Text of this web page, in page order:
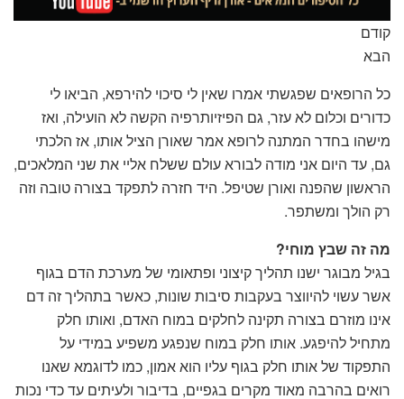
קודם
הבא
כל הרופאים שפגשתי אמרו שאין לי סיכוי להירפא, הביאו לי
כדורים וכלום לא עזר, גם הפיזיותרפיה הקשה לא הועילה, ואז
מישהו בחדר המתנה לרופא אמר שאורן הציל אותו, אז הלכתי
גם, עד היום אני מודה לבורא עולם ששלח אליי את שני המלאכים,
הראשון שהפנה ואורן שטיפל. היד חזרה לתפקד בצורה טובה וזה
רק הולך ומשתפר.
מה זה שבץ מוחי?
בגיל מבוגר ישנו תהליך קיצוני ופתאומי של מערכת הדם בגוף
אשר עשוי להיווצר בעקבות סיבות שונות, כאשר בתהליך זה דם
אינו מוזרם בצורה תקינה לחלקים במוח האדם, ואותו חלק
מתחיל להיפגע. אותו חלק במוח שנפגע משפיע במידי על
התפקוד של אותו חלק בגוף עליו הוא אמון, כמו לדוגמא שאנו
רואים בהרבה מאוד מקרים בגפיים, בדיבור ולעיתים עד כדי נכות